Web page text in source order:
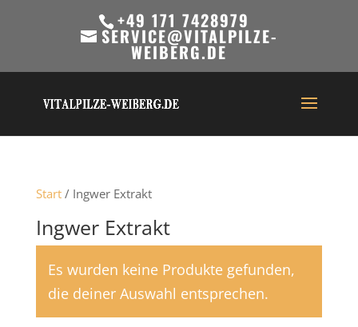
+49 171 7428979
SERVICE@VITALPILZE-
WEIBERG.DE
Start/ Ingwer Extrakt
Ingwer Extrakt
Es wurden keine Produkte gefunden,
die deiner Auswahl entsprechen.